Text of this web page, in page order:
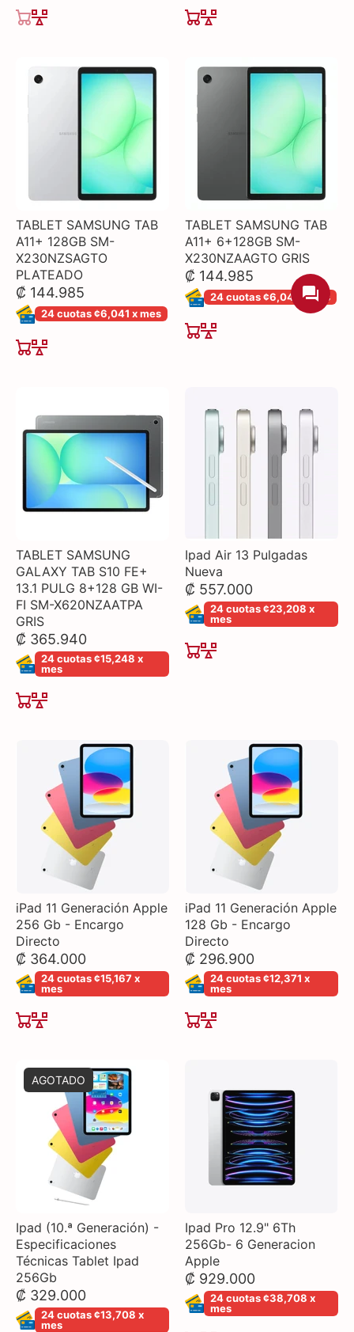
TABLET SAMSUNG TAB
A11+ 128GB SM-
X230NZSAGTO
PLATEADO
₡ 144.985
24 cuotas ¢6,041 x mes
TABLET SAMSUNG TAB
A11+ 6+128GB SM-
X230NZAAGTO GRIS
₡ 144.985
24 cuotas ¢6,041 x mes
TABLET SAMSUNG
GALAXY TAB S10 FE+
13.1 PULG 8+128 GB WI-
FI SM-X620NZAATPA
GRIS
₡ 365.940
24 cuotas ¢15,248 x
mes
Ipad Air 13 Pulgadas
Nueva
₡ 557.000
24 cuotas ¢23,208 x
mes
iPad 11 Generación Apple
256 Gb - Encargo
Directo
₡ 364.000
24 cuotas ¢15,167 x
mes
iPad 11 Generación Apple
128 Gb - Encargo
Directo
₡ 296.900
24 cuotas ¢12,371 x
mes
Ipad (10.ª Generación) -
Especificaciones
Técnicas Tablet Ipad
256Gb
₡ 329.000
24 cuotas ¢13,708 x
mes
AGOTADO
Ipad Pro 12.9" 6Th
256Gb- 6 Generacion
Apple
₡ 929.000
24 cuotas ¢38,708 x
mes